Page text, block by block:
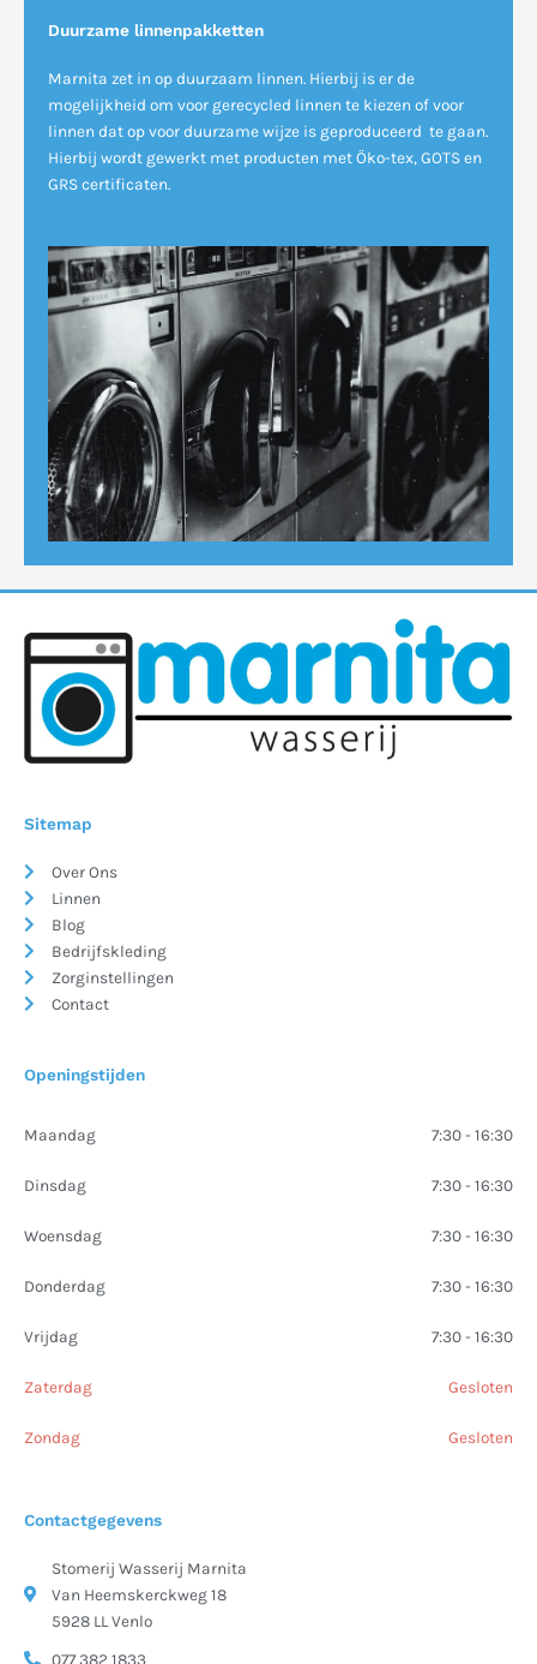
Duurzame linnenpakketten
Marnita zet in op duurzaam linnen. Hierbij is er de
mogelijkheid om voor gerecycled linnen te kiezen of voor
linnen dat op voor duurzame wijze is geproduceerd te gaan.
Hierbij wordt gewerkt met producten met Öko-tex, GOTS en
GRS certificaten.
Sitemap
Over Ons
Linnen
Blog
Bedrijfskleding
Zorginstellingen
Contact
Openingstijden
Maandag 7:30 - 16:30
Dinsdag 7:30 - 16:30
Woensdag 7:30 - 16:30
Donderdag 7:30 - 16:30
Vrijdag 7:30 - 16:30
Zaterdag Gesloten
Zondag Gesloten
Contactgegevens
Stomerij Wasserij Marnita
Van Heemskerckweg 18
5928 LL Venlo
077 382 1833